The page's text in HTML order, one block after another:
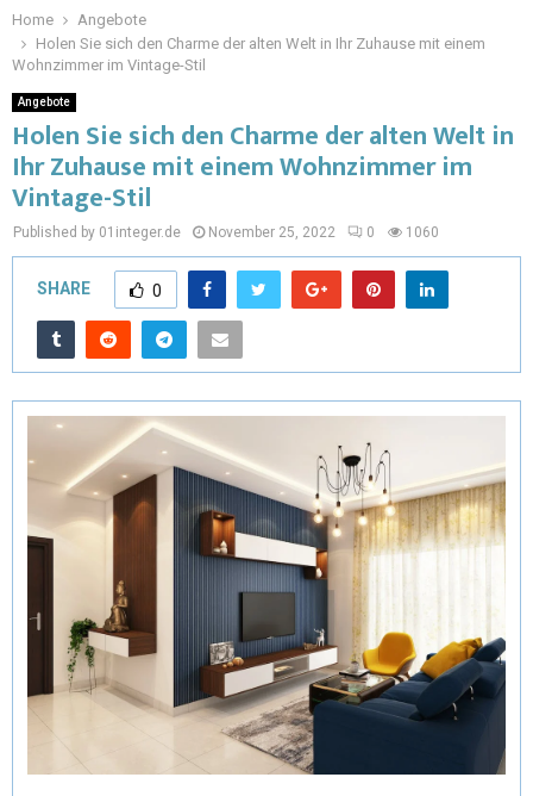
Home
Angebote
Holen Sie sich den Charme der alten Welt in Ihr Zuhause mit einem
Wohnzimmer im Vintage-Stil
Angebote
Holen Sie sich den Charme der alten Welt in
Ihr Zuhause mit einem Wohnzimmer im
Vintage-Stil
Published by 01integer.de November 25, 2022 0 1060
SHARE 0